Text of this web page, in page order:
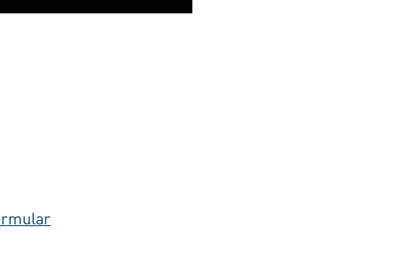
Mute Settings
Enter